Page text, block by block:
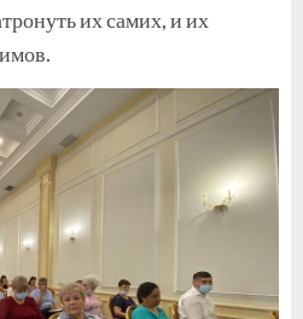
их самих, и их